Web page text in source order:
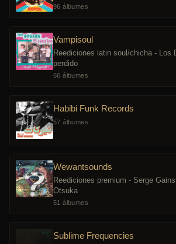
96 álbumes
Vampisoul
Reediciones latin soul/chicha - Los
perdido
66 álbumes
Habibi Funk Records
57 álbumes
Wewantsounds
Reediciones premium - Serge
Otsuka
51 álbumes
Sublime Frequencies